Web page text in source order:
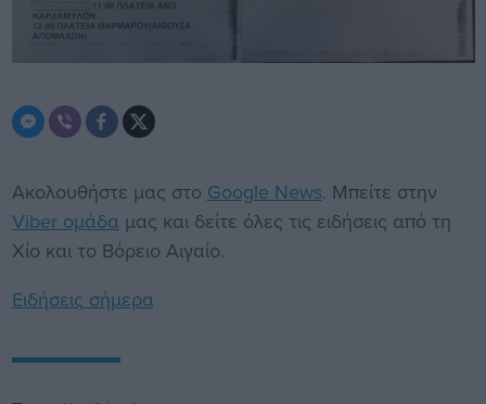
Ακολουθήστε μας στο Google News. Μπείτε στην
Viber ομάδα μας και δείτε όλες τις ειδήσεις από τη
Χίο και το Βόρειο Αιγαίο.
Ειδήσεις σήμερα